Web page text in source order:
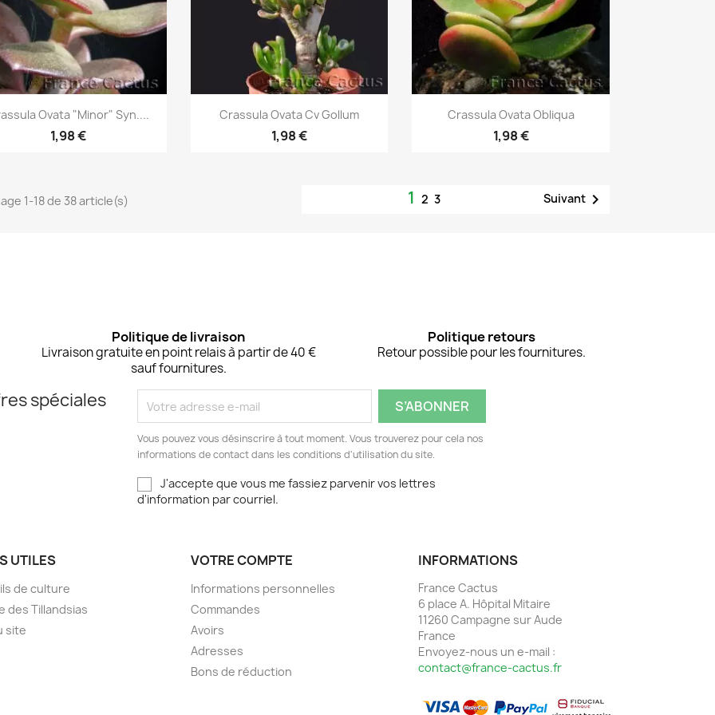
Aperçu rapide
Ovata "minor" Syn....
1,98 €
Aperçu rapide
Crassula Ovata Cv Gollum
1,98 €
Aperçu rapide
Crassula Ovata Obliqua
1,98 €
1-18 de 38 article(s) 1 2 3 Suivant
Politique de livraison
Livraison gratuite en point relais à partir de 40 €
sauf fournitures.
Politique retours
Retour possible pour les fournitures.
spéciales
Vous pouvez vous désinscrire à tout moment. Vous trouverez pour cela nos
informations de contact dans les conditions d'utilisation du site.
J'accepte que vous me fassiez parvenir vos lettres
d'information par courriel.
UTILES
de culture
des Tillandsias
site
VOTRE COMPTE
Informations personnelles
Commandes
Avoirs
Adresses
Bons de réduction
INFORMATIONS
France Cactus
6 place A. Hôpital Mitaire
11260 Campagne sur Aude
France
Envoyez-nous un e-mail :
contact@france-cactus.fr